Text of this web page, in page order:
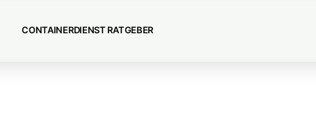
CONTAINERDIENST RATGEBER